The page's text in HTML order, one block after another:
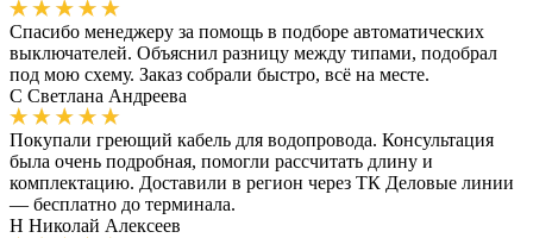
Спасибо менеджеру за помощь в подборе автоматических
выключателей. Объяснил разницу между типами, подобрал
под мою схему. Заказ собрали быстро, всё на месте.
С Светлана Андреева
Покупали греющий кабель для водопровода. Консультация
была очень подробная, помогли рассчитать длину и
комплектацию. Доставили в регион через ТК Деловые линии
— бесплатно до терминала.
Н Николай Алексеев